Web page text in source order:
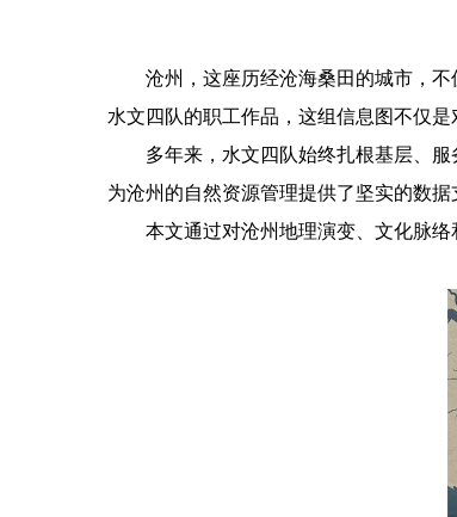
沧州，这座历经沧海桑田的城市，
水文四队的职工作品，这组信息图不仅
多年来，水文四队始终扎根基层、
为沧州的自然资源管理提供了坚实的数
本文通过对沧州地理演变、文化脉